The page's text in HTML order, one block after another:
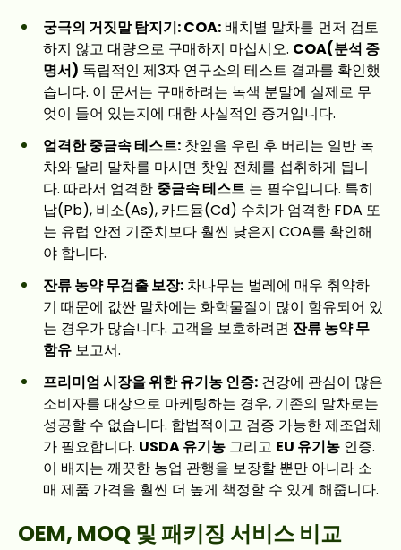
궁극의 거짓말 탐지기: COA: 배치별 말차를 먼저 검토
하지 않고 대량으로 구매하지 마십시오. COA(분석 증
명서) 독립적인 제3자 연구소의 테스트 결과를 확인했
습니다. 이 문서는 구매하려는 녹색 분말에 실제로 무
엇이 들어 있는지에 대한 사실적인 증거입니다.
엄격한 중금속 테스트: 찻잎을 우린 후 버리는 일반 녹
차와 달리 말차를 마시면 찻잎 전체를 섭취하게 됩니
다. 따라서 엄격한 중금속 테스트 는 필수입니다. 특히
납(Pb), 비소(As), 카드뮴(Cd) 수치가 엄격한 FDA 또
는 유럽 안전 기준치보다 훨씬 낮은지 COA를 확인해
야 합니다.
잔류 농약 무검출 보장: 차나무는 벌레에 매우 취약하
기 때문에 값싼 말차에는 화학물질이 많이 함유되어 있
는 경우가 많습니다. 고객을 보호하려면 잔류 농약 무
함유 보고서.
프리미엄 시장을 위한 유기농 인증: 건강에 관심이 많은
소비자를 대상으로 마케팅하는 경우, 기존의 말차로는
성공할 수 없습니다. 합법적이고 검증 가능한 제조업체
가 필요합니다. USDA 유기농 그리고 EU 유기농 인증.
이 배지는 깨끗한 농업 관행을 보장할 뿐만 아니라 소
매 제품 가격을 훨씬 더 높게 책정할 수 있게 해줍니다.
OEM, MOQ 및 패키징 서비스 비교